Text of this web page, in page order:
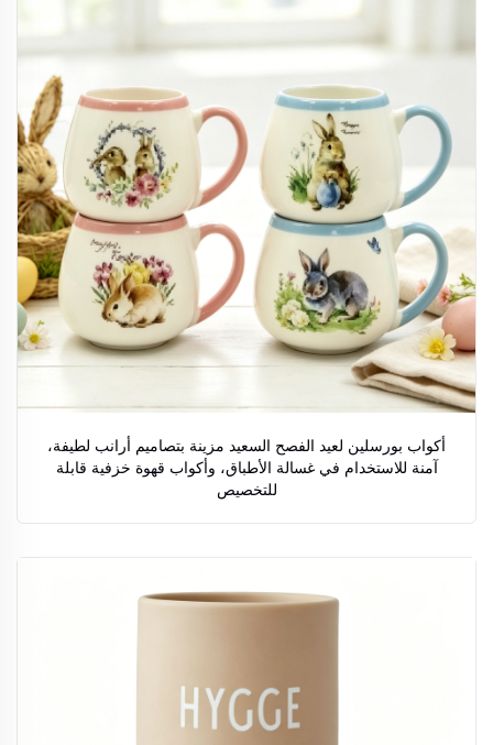
أكواب بورسلين لعيد الفصح السعيد مزينة بتصاميم أرانب لطيفة،
آمنة للاستخدام في غسالة الأطباق، وأكواب قهوة خزفية قابلة
للتخصيص